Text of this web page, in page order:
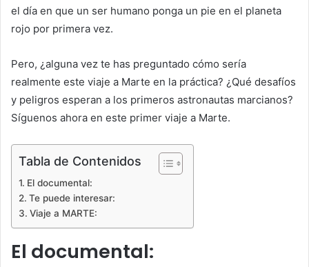
el día en que un ser humano ponga un pie en el planeta
rojo por primera vez.
Pero, ¿alguna vez te has preguntado cómo sería
realmente este viaje a Marte en la práctica? ¿Qué desafíos
y peligros esperan a los primeros astronautas marcianos?
Síguenos ahora en este primer viaje a Marte.
Tabla de Contenidos
El documental:
Te puede interesar:
Viaje a MARTE:
El documental: